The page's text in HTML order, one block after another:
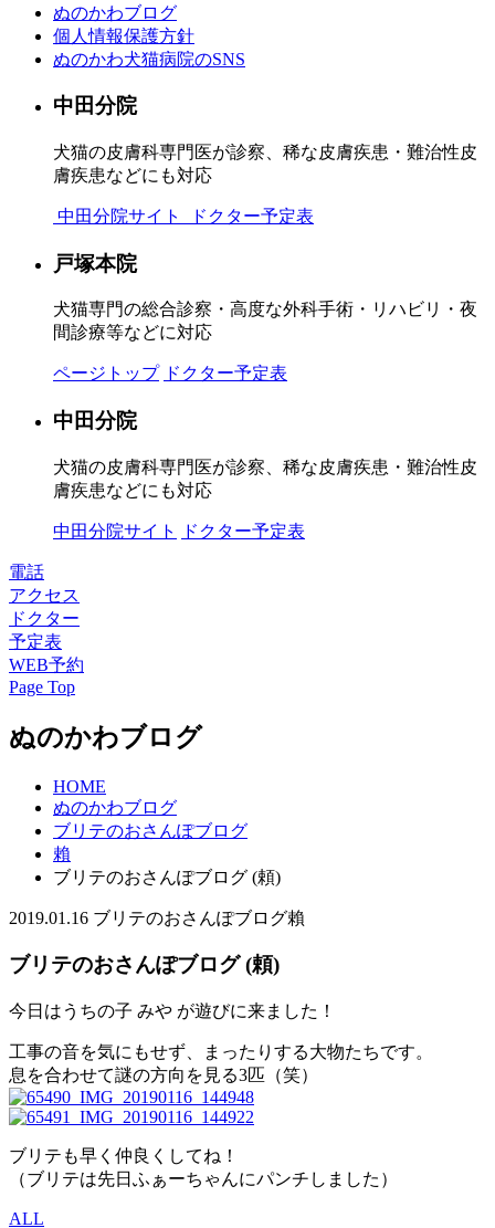
ぬのかわブログ
個人情報保護方針
ぬのかわ犬猫病院のSNS
中田分院
犬猫の皮膚科専門医が診察、稀な皮膚疾患・難治性皮
膚疾患などにも対応
中田分院サイト ドクター予定表
戸塚本院
犬猫専門の総合診察・高度な外科手術・リハビリ・夜
間診療等などに対応
ページトップ ドクター予定表
中田分院
犬猫の皮膚科専門医が診察、稀な皮膚疾患・難治性皮
膚疾患などにも対応
中田分院サイト ドクター予定表
電話
アクセス
ドクター
予定表
WEB予約
Page Top
ぬのかわブログ
HOME
ぬのかわブログ
ブリテのおさんぽブログ
賴
ブリテのおさんぽブログ (頼)
2019.01.16 ブリテのおさんぽブログ賴
ブリテのおさんぽブログ (頼)
今日はうちの子 みや が遊びに来ました！
工事の音を気にもせず、まったりする大物たちです。
息を合わせて謎の方向を見る3匹（笑）
ブリテも早く仲良くしてね！
（ブリテは先日ふぁーちゃんにパンチしました）
ALL